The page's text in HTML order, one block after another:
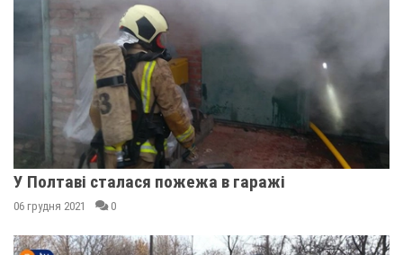
У Полтаві сталася пожежа в гаражі
06 грудня 2021 0